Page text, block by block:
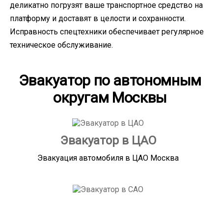
деликатно погрузят ваше транспортное средство на
платформу и доставят в целости и сохранности.
Исправность спецтехники обеспечивает регулярное
техническое обслуживание.
Эвакуатор по автономным
округам Москвы
Эвакуатор в ЦАО
Эвакуация автомобиля в ЦАО Москва